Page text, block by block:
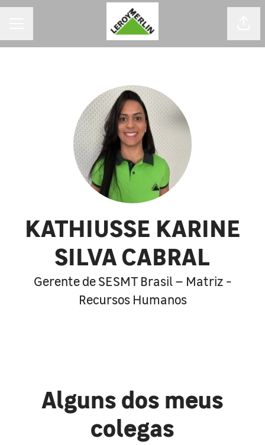
KATHIUSSE KARINE
SILVA CABRAL
Gerente de SESMT Brasil – Matriz -
Recursos Humanos
Alguns dos meus
colegas